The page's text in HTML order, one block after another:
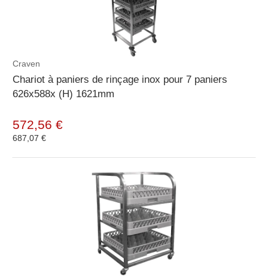
Craven
Chariot à paniers de rinçage inox pour 7 paniers
626x588x (H) 1621mm
572,56 €
687,07 €